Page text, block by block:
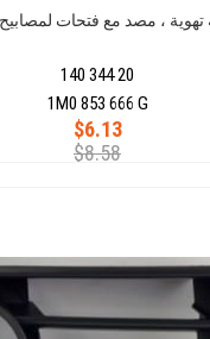
140 344 20
$6.13
$8.58
1M0 853 666 G